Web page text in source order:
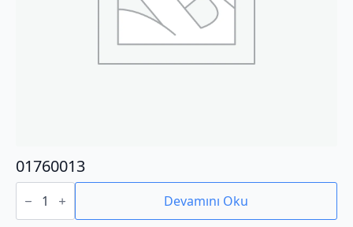
01760013
01760013
adet Devamını Oku